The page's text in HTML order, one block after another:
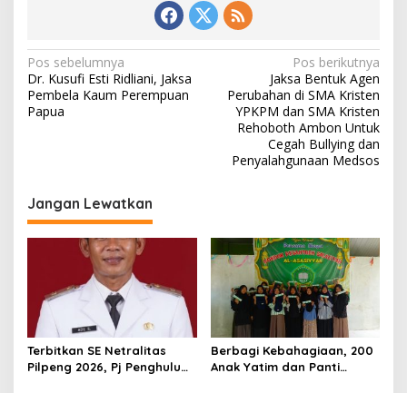
N
a
v
a
s
i
s
Pos sebelumnya
Dr. Kusufi Esti Ridliani, Jaksa
Pembela Kaum Perempuan
Papua
Pos berikutnya
Jaksa Bentuk Agen
Perubahan di SMA Kristen
YPKPM dan SMA Kristen
Rehoboth Ambon Untuk
Cegah Bullying dan
Penyalahgunaan Medsos
Jangan Lewatkan
Terbitkan SE Netralitas
Pilpeng 2026, Pj Penghulu
Berbagi Kebahagiaan, 200
Anak Yatim dan Panti